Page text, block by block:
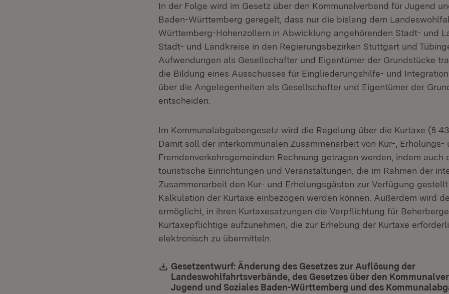
In der Folge wird im Gesetz über den Kommunalverband für Jugend
Baden-Württemberg geregelt, dass nur die bislang dem
Württemberg-Hohenzollern in Abwicklung angehörenden Stadt- und
Stadt- und Landkreise in den Regierungsbezirken Stuttgart und
Aufwendungen als Gesellschafter und Eigentümer der Grundstücke
die Bildung eines Ausschusses für Eingliederungshilfe- und
über die Angelegenheiten als Gesellschafter und Eigentümer der
entscheiden.
Im Kommunalabgabengesetz wird die Regelung über die Kurtaxe (§
Damit soll der interkommunalen Zusammenarbeit von Kur-, Erholungs-
Fremdenverkehrsgemeinden Rechnung getragen werden, indem auch
touristische Einrichtungen und Veranstaltungen, die im Rahmen der
Zusammenarbeit den Kur- und Erholungsgästen zur Verfügung
Kalkulation der Kurtaxe einbezogen werden können. Außerdem wird
ermöglicht, in ihren Kurtaxesatzungen die Verpflichtung für
Kurtaxepflichtige aufzunehmen, die zur Erhebung der Kurtaxe
elektronisch zu übermitteln.
Download:
Gesetzentwurf: Änderung des Gesetzes zur Auflösung der
Landeswohlfahrtsverbände, des Gesetzes über den
Jugend und Soziales Baden-Württemberg und des